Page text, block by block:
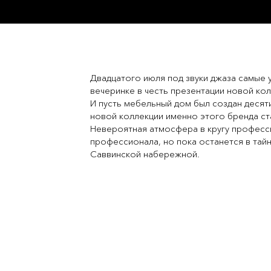
Двадцатого июля под звуки джаза
вечеринке в честь презентации новой
И пусть мебельный дом был создан
новой коллекции именно этого бренда
Невероятная атмосфера в кругу
профессионала, но пока останется в
Саввинской набережной.